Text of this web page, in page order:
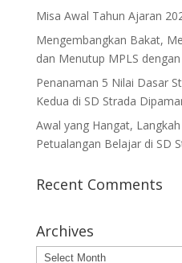
Misa Awal Tahun Ajaran
Mengembangkan Bakat,
dan Menutup MPLS
Penanaman 5 Nilai Dasar
Kedua di SD Strada
Awal yang Hangat,
Petualangan Belajar di SD
Recent Comments
Archives
Archives